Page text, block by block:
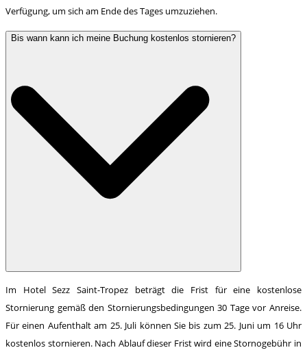
Verfügung, um sich am Ende des Tages umzuziehen.
Bis wann kann ich meine Buchung kostenlos stornieren?
Im Hotel Sezz Saint-Tropez beträgt die Frist für eine kostenlose
Stornierung gemäß den Stornierungsbedingungen 30 Tage vor Anreise.
Für einen Aufenthalt am 25. Juli können Sie bis zum 25. Juni um 16 Uhr
kostenlos stornieren. Nach Ablauf dieser Frist wird eine Stornogebühr in